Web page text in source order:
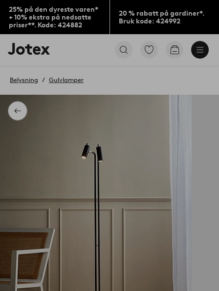
25% på den dyreste varen*
+ 10% ekstra på nedsatte
priser**. Kode: 424882
20 % rabatt på gardiner*.
Bruk kode: 424992
Jotex’
logo
til
Gå
Gå
Tilbake
Belysning Gulvlamper